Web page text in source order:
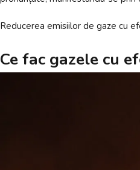
Reducerea emisiilor de gaze cu
Ce fac gazele cu